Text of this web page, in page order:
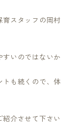
スタッフの岡村
いのではないか
トも続くので、体
介させて下さい